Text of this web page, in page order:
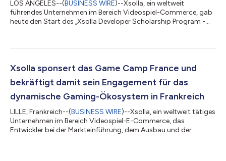
LOS ANGELES--(BUSINESS WIRE)--Xsolla, ein weltweit
führendes Unternehmen im Bereich Videospiel-Commerce, gab
heute den Start des „Xsolla Developer Scholarship Program -
Spieleentwickler, die finanzielle Hürden überwinden müssen, um
größten Gaming-Veranstaltung treffen sich Entwickler,
Publisher, Investoren und Branchenfü...
Xsolla sponsert das Game Camp France und
bekräftigt damit sein Engagement für das
dynamische Gaming-Ökosystem in Frankreich
LILLE, Frankreich--(BUSINESS WIRE)--Xsolla, ein weltweit tätiges
Unternehmen im Bereich Videospiel-E-Commerce, das
Entwickler bei der Markteinführung, dem Ausbau und der